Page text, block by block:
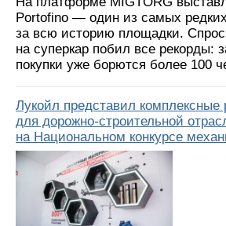
Portofino — один из самых
за всю историю площадки. Спрос
на суперкар побил все рекорды:
покупки уже борются более 100
Лукойл представил комплексные
для дорожно-строительной
на Национальном конкурсе